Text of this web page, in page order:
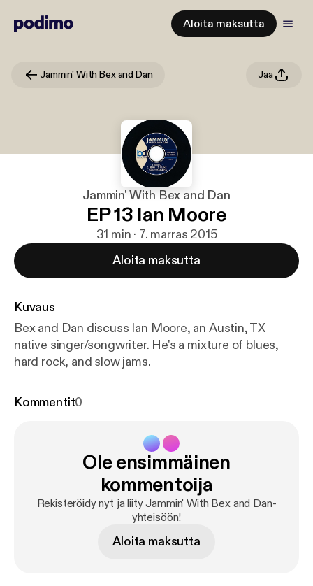
Aloita maksutta
Jammin' With Bex and Dan Jaa
Jammin' With Bex and Dan
EP 13 Ian Moore
31 min · 7. marras 2015
Aloita maksutta
Kuvaus
Bex and Dan discuss Ian Moore, an Austin, TX
native singer/songwriter. He's a mixture of blues,
hard rock, and slow jams.
Kommentit0
Ole ensimmäinen
kommentoija
Rekisteröidy nyt ja liity Jammin' With Bex and Dan-
yhteisöön!
Aloita maksutta